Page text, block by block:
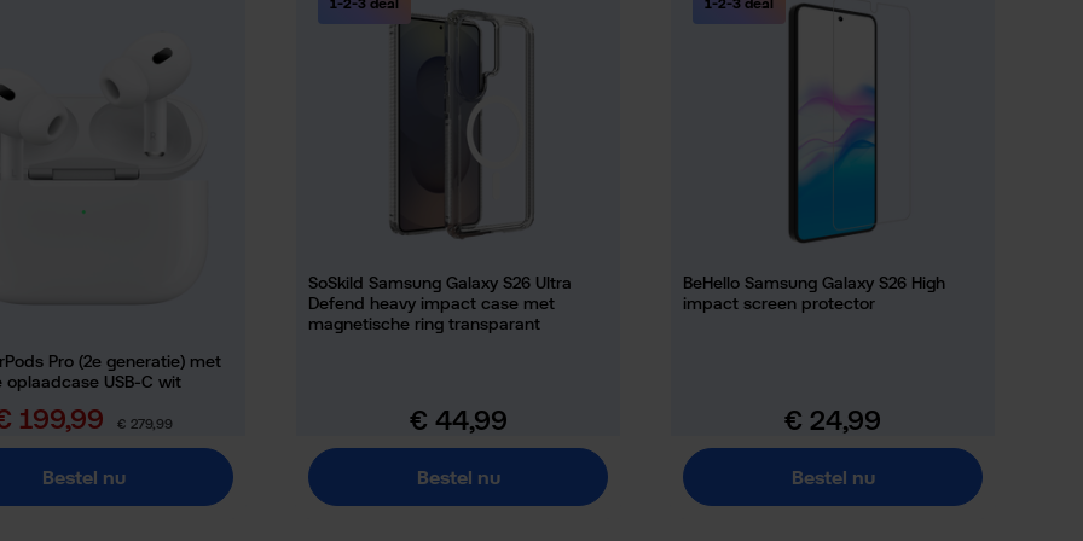
Pro (2e generatie) met
oplaadcase USB-C wit
199,99 Normale prijs:
€ 279,99
Bestel nu
1-2-3 deal
SoSkild Samsung Galaxy S26 Ultra
Defend heavy impact case met
magnetische ring transparant
Normale prijs:
€ 44,99
Bestel nu
1-2-3 deal
BeHello Samsung Galaxy S26 High
impact screen protector
Normale prijs:
€ 24,99
Bestel nu